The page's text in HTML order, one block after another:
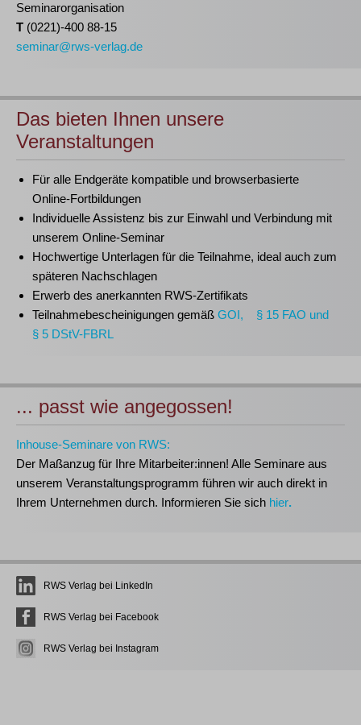
Seminarorganisation
T (0221)-400 88-15
seminar@rws-verlag.de
Das bieten Ihnen unsere
Veranstaltungen
Für alle Endgeräte kompatible und browserbasierte
Online-Fortbildungen
Individuelle Assistenz bis zur Einwahl und Verbindung mit
unserem Online-Seminar
Hochwertige Unterlagen für die Teilnahme, ideal auch zum
späteren Nachschlagen
Erwerb des anerkannten RWS-Zertifikats
Teilnahmebescheinigungen gemäß GOI, § 15 FAO und
§ 5 DStV-FBRL
... passt wie angegossen!
Inhouse-Seminare von RWS:
Der Maßanzug für Ihre Mitarbeiter:innen! Alle Seminare aus
unserem Veranstaltungsprogramm führen wir auch direkt in
Ihrem Unternehmen durch. Informieren Sie sich hier.
RWS Verlag bei LinkedIn
RWS Verlag bei Facebook
RWS Verlag bei Instagram